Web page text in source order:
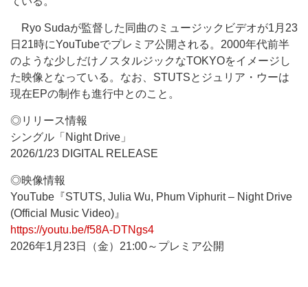
Ryo Sudaが監督した同曲のミュージックビデオが1月23
日21時にYouTubeでプレミア公開される。2000年代前半
のような少しだけノスタルジックなTOKYOをイメージし
た映像となっている。なお、STUTSとジュリア・ウーは
現在EPの制作も進行中とのこと。
◎リリース情報
シングル「Night Drive」
2026/1/23 DIGITAL RELEASE
◎映像情報
YouTube『STUTS, Julia Wu, Phum Viphurit – Night Drive
(Official Music Video)』
https://youtu.be/f58A-DTNgs4
2026年1月23日（金）21:00～プレミア公開